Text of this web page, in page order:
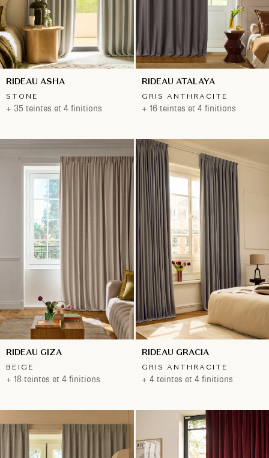
RIDEAU ASHA
STONE
+ 35 teintes et 4 finitions
RIDEAU ATALAYA
GRIS ANTHRACITE
+ 16 teintes et 4 finitions
RIDEAU GIZA
BEIGE
+ 18 teintes et 4 finitions
RIDEAU GRACIA
GRIS ANTHRACITE
+ 4 teintes et 4 finitions